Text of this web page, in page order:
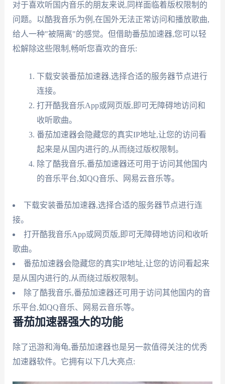
对于喜欢听国内音乐的朋友来说,同样面临着版权限制的
问题。以酷我音乐为例,在国外无法正常访问和播放歌曲,
给人一种"被隔离"的感觉。但借助番茄加速器,您可以轻
松解除这些限制,畅听您喜欢的音乐:
下载安装番茄加速器,选择合适的服务器节点进行
连接。
打开酷我音乐App或网页版,即可无障碍地访问和
收听歌曲。
番茄加速器会隐藏您的真实IP地址,让您的访问看
起来是从国内进行的,从而绕过版权限制。
除了酷我音乐,番茄加速器还可用于访问其他国内
的音乐平台,如QQ音乐、网易云音乐等。
下载安装番茄加速器,选择合适的服务器节点进行连
接。
打开酷我音乐App或网页版,即可无障碍地访问和收听
歌曲。
番茄加速器会隐藏您的真实IP地址,让您的访问看起来
是从国内进行的,从而绕过版权限制。
除了酷我音乐,番茄加速器还可用于访问其他国内的音
乐平台,如QQ音乐、网易云音乐等。
番茄加速器强大的功能
除了迅游和海龟,番茄加速器也是另一款值得关注的优秀
加速器软件。它拥有以下几大亮点: